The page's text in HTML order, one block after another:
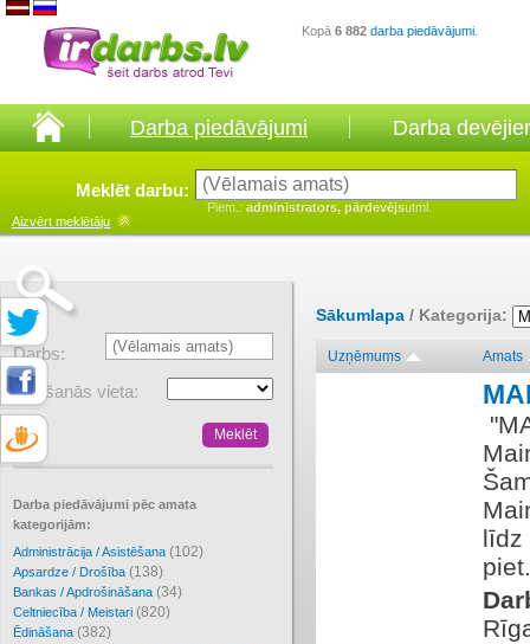
Kopā 6 882 darba piedāvājumi
Darba piedāvājumi Darba
Meklēt darbu:
Piem.: administrators, pārdevējsutml.
Aizvērt meklētāju
Darbs:
Atrašanās vieta:
Darba piedāvājumi pēc amata
kategorijām:
Administrācija / Asistēšana (102)
Apsardze / Drošība (138)
Bankas / Apdrošināšana (34)
Celtniecība / Meistari (820)
Ēdināšana (382)
Sākumlapa / Kategorija:
Uzņēmums Amats
līdz